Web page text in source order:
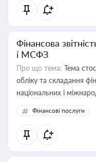
Фінансова
і МСФЗ
Про що тема: Тема
обліку та складання
національних і
Фінансові послуги